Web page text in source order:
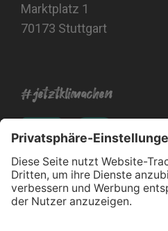
Marktplatz 1
70173 Stuttgart
#jetztklimachen